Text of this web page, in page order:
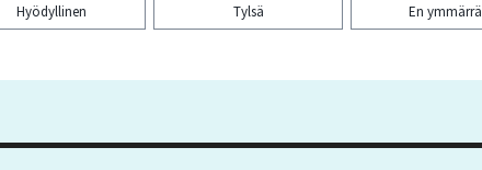
Hyödyllinen Tylsä En ymmärrä